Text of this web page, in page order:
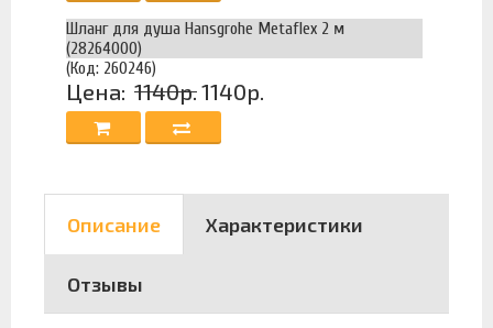
Шланг для душа Hansgrohe Metaflex 2 м
(28264000)
(Код: 260246)
Цена: 1140р.1140р.
Описание Характеристики
Отзывы